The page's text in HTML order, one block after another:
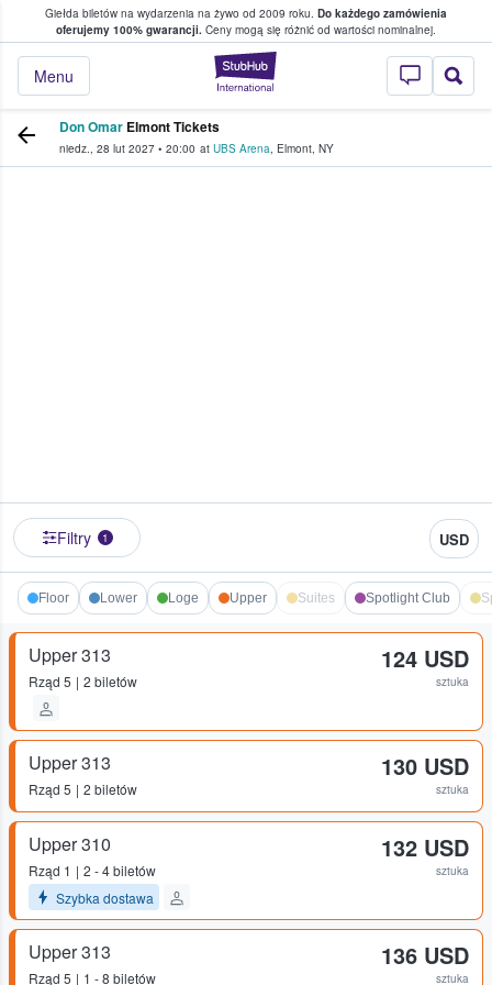
Giełda biletów na wydarzenia na żywo od 2009 roku. Do każdego zamówienia
oferujemy 100% gwarancji. Ceny mogą się różnić od wartości nominalnej.
StubHub —
Menu
w którym fani i kibice kupują i
Don Omar Elmont Tickets
niedz., 28 lut 2027 • 20:00 at UBS Arena, Elmont, NY
Filtry 1 USD
Floor Lower Loge Upper Suites Spotlight Club
Upper 313
Rząd 5 2 biletów
124 USD
sztuka
Upper 313
Rząd 5 2 biletów
130 USD
sztuka
Upper 310
Rząd 1
2 - 4 biletów
Szybka dostawa
132 USD
sztuka
Upper 313
Rząd 5 1 - 8 biletów
136 USD
sztuka